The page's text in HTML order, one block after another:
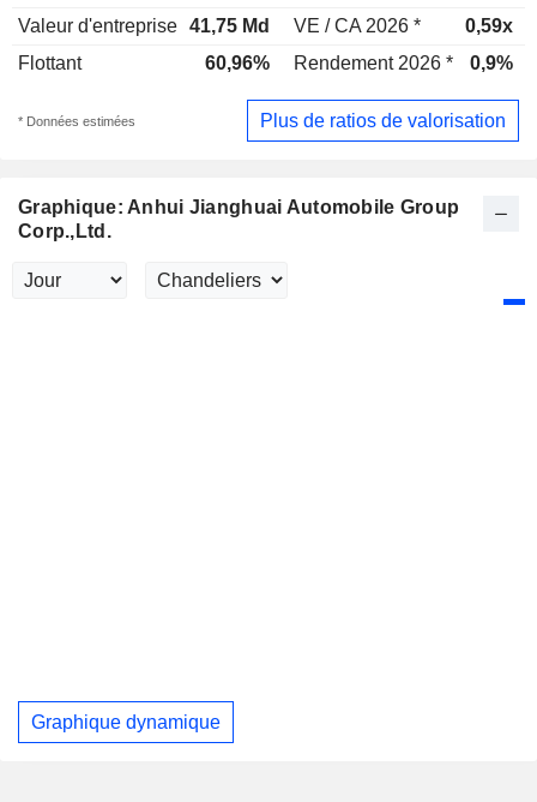
Valeur d'entreprise 41,75 Md VE / CA 2026 *
0,59x
Flottant
60,96% Rendement 2026 * 0,9%
* Données estimées Plus de ratios de valorisation
Graphique: Anhui Jianghuai Automobile Group
Corp.,Ltd.
Graphique dynamique